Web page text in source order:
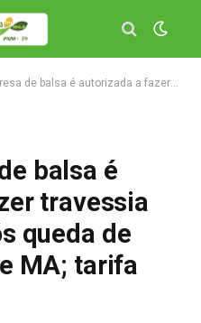
a fazer travessia de veículos após queda de ponte entre TO e MA; tarifa será cobrada
balsa é
travessia
queda de
MA; tarifa